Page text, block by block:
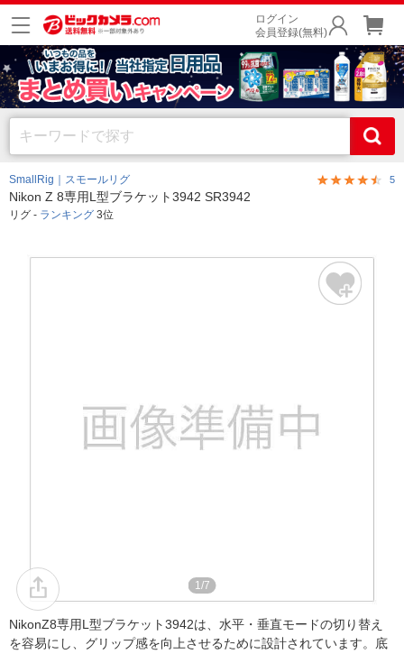
ログイン
会員登録(無料)
SmallRig｜スモールリグ 5
Nikon Z 8専用L型ブラケット3942 SR3942
リグ - ランキング 3位
1/7
NikonZ8専用L型ブラケット3942は、水平・垂直モードの切り替え
を容易にし、グリップ感を向上させるために設計されています。底